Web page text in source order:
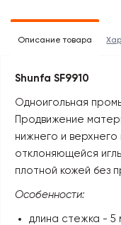
Описание товара
Shunfa SF9910
Одноигольная
Продвижение
нижнего и
отклоняющейся
плотной кожей без
Особенности:
длина стежка - 5